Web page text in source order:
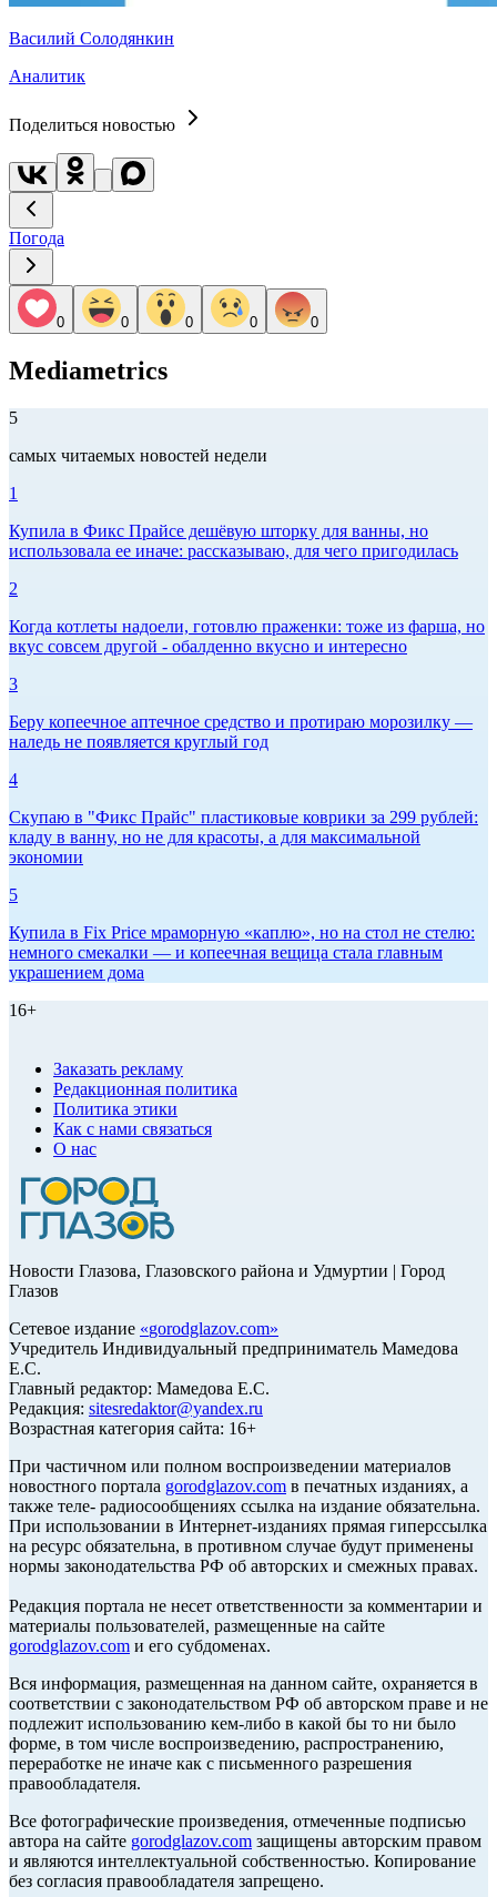
Василий Солодянкин
Аналитик
Поделиться новостью
Погода
0 0 0 0 0
Mediametrics
5
самых читаемых новостей недели
1
Купила в Фикс Прайсе дешёвую шторку для ванны, но
использовала ее иначе: рассказываю, для чего пригодилась
2
Когда котлеты надоели, готовлю праженки: тоже из фарша, но
вкус совсем другой - обалденно вкусно и интересно
3
Беру копеечное аптечное средство и протираю морозилку —
наледь не появляется круглый год
4
Скупаю в "Фикс Прайс" пластиковые коврики за 299 рублей:
кладу в ванну, но не для красоты, а для максимальной
экономии
5
Купила в Fix Price мраморную «каплю», но на стол не стелю:
немного смекалки — и копеечная вещица стала главным
украшением дома
16+
Заказать рекламу
Редакционная политика
Политика этики
Как с нами связаться
О нас
Новости Глазова, Глазовского района и Удмуртии | Город
Глазов
Сетевое издание «gorodglazov.com»
Учредитель Индивидуальный предприниматель Мамедова
Е.С.
Главный редактор: Мамедова Е.С.
Редакция: sitesredaktor@yandex.ru
Возрастная категория сайта: 16+
При частичном или полном воспроизведении материалов
новостного портала gorodglazov.com в печатных изданиях, а
также теле- радиосообщениях ссылка на издание обязательна.
При использовании в Интернет-изданиях прямая гиперссылка
на ресурс обязательна, в противном случае будут применены
нормы законодательства РФ об авторских и смежных правах.
Редакция портала не несет ответственности за комментарии и
материалы пользователей, размещенные на сайте
gorodglazov.com и его субдоменах.
Вся информация, размещенная на данном сайте, охраняется в
соответствии с законодательством РФ об авторском праве и не
подлежит использованию кем-либо в какой бы то ни было
форме, в том числе воспроизведению, распространению,
переработке не иначе как с письменного разрешения
правообладателя.
Все фотографические произведения, отмеченные подписью
автора на сайте gorodglazov.com защищены авторским правом
и являются интеллектуальной собственностью. Копирование
без согласия правообладателя запрещено.